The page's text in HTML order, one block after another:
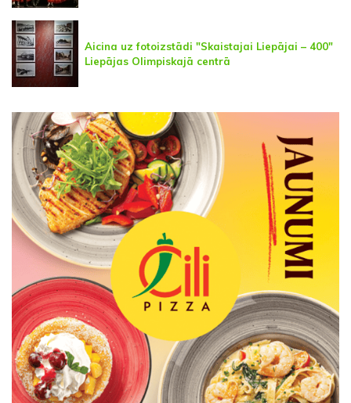
Aicina uz fotoizstādi "Skaistajai Liepājai – 400"
Liepājas Olimpiskajā centrā